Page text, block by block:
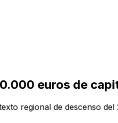
euros de
regional de descenso